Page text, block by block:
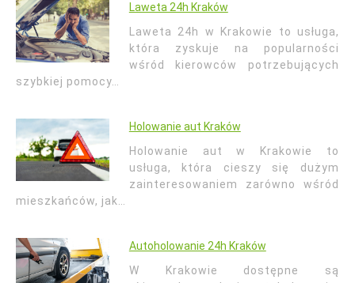
Laweta 24h Kraków
Laweta 24h w Krakowie to usługa,
która zyskuje na popularności
wśród kierowców potrzebujących
szybkiej pomocy…
Holowanie aut Kraków
Holowanie aut w Krakowie to
usługa, która cieszy się dużym
zainteresowaniem zarówno wśród
mieszkańców, jak…
Autoholowanie 24h Kraków
W Krakowie dostępne są